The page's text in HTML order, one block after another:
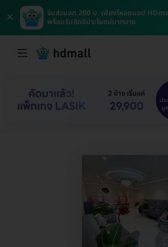
×
รับส่วนลด 200 บ. เพียงโหลดแอป
พร้อมรับสิทธิประโยชน์มากมาย